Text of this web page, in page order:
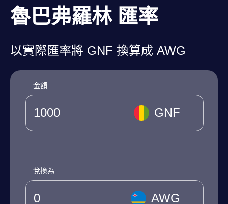
魯巴弗羅林 匯率
以實際匯率將 GNF 換算成 AWG
金額
GNF
兌換為
AWG